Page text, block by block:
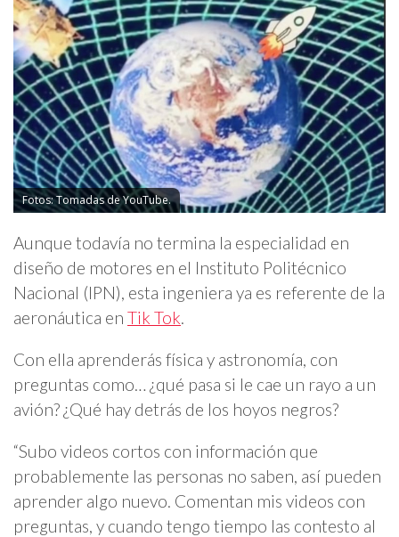
Fotos: Tomadas de YouTube.
Aunque todavía no termina la especialidad en
diseño de motores en el Instituto Politécnico
Nacional (IPN), esta ingeniera ya es referente de la
aeronáutica en Tik Tok
Con ella aprenderás física y astronomía, con
preguntas como… ¿qué pasa si le cae un rayo a un
avión? ¿Qué hay detrás de los hoyos negros?
“Subo videos cortos con información que
probablemente las personas no saben, así pueden
aprender algo nuevo. Comentan mis videos con
preguntas, y cuando tengo tiempo las contesto al